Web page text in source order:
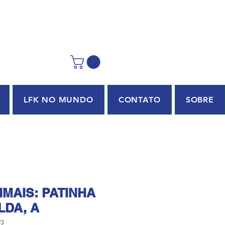
LFK NO MUNDO CONTATO SOBRE
PATINHA
A